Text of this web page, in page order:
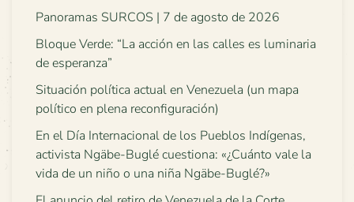
Panoramas SURCOS | 7 de agosto de 2026
Bloque Verde: “La acción en las calles es luminaria
de esperanza”
Situación política actual en Venezuela (un mapa
político en plena reconfiguración)
En el Día Internacional de los Pueblos Indígenas,
activista Ngäbe-Buglé cuestiona: «¿Cuánto vale la
vida de un niño o una niña Ngäbe-Buglé?»